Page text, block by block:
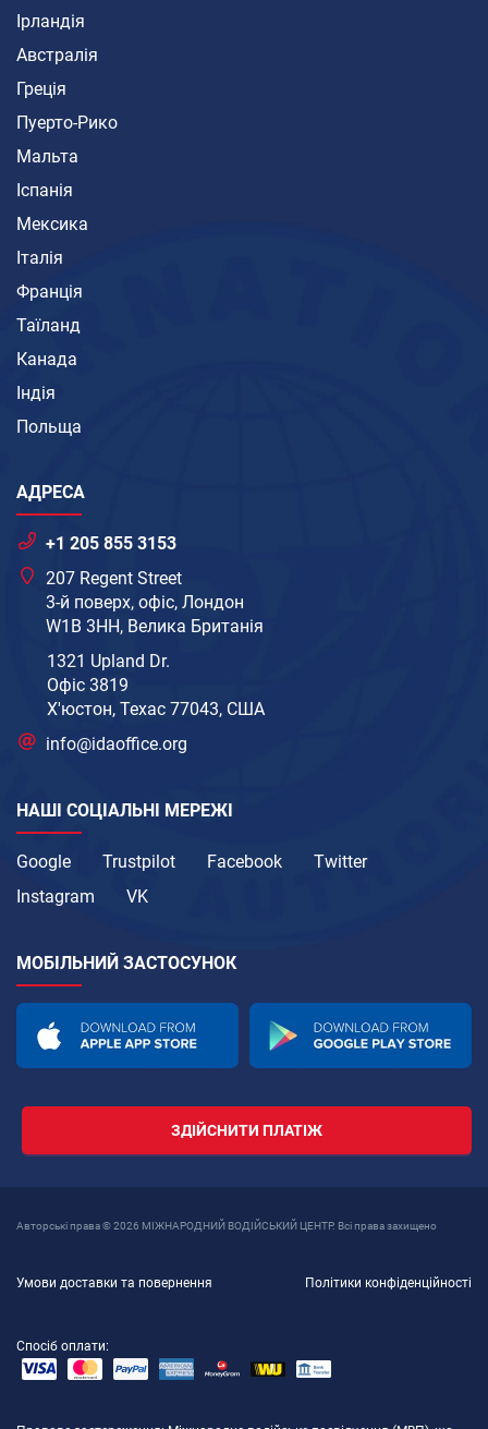
Ірландія
Австралія
Греція
Пуерто-Рико
Мальта
Іспанія
Мексика
Італія
Франція
Таїланд
Канада
Індія
Польща
АДРЕСА
+1 205 855 3153
207 Regent Street
3-й поверх, офіс, Лондон
W1B 3HH, Велика Британія
1321 Upland Dr.
Офіс 3819
Х'юстон, Техас 77043, США
info@idaoffice.org
НАШІ СОЦІАЛЬНІ МЕРЕЖІ
Google Trustpilot Facebook
Twitter
Instagram
VK
МОБІЛЬНИЙ ЗАСТОСУНОК
ЗДІЙСНИТИ ПЛАТІЖ
Авторські права © 2026 МІЖНАРОДНИЙ ВОДІЙСЬКИЙ ЦЕНТР. Всі права захищено
Умови доставки та повернення Політики конфіденційності
Спосіб оплати: